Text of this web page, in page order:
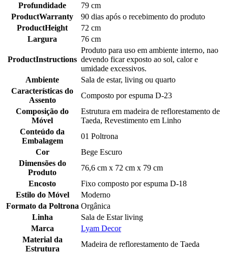
Profundidade
79 cm
ProductWarranty
90 dias após o recebimento do produto
ProductHeight
72 cm
Largura
76 cm
ProductInstructions
Produto para uso em ambiente interno, nao
devendo ficar exposto ao sol, calor e
umidade excessivos.
Ambiente
Sala de estar, living ou quarto
Características do
Assento
Composto por espuma D-23
Composição do
Móvel
Estrutura em madeira de reflorestamento de
Taeda, Revestimento em Linho
Conteúdo da
Embalagem
01 Poltrona
Cor
Bege Escuro
Dimensões do
Produto
76,6 cm x 72 cm x 79 cm
Encosto
Fixo composto por espuma D-18
Estilo do Móvel
Moderno
Formato da Poltrona Orgânica
Linha
Sala de Estar living
Marca
Lyam Decor
Material da
Estrutura
Madeira de reflorestamento de Taeda